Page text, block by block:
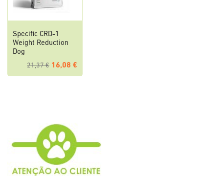
Specific CRD-1
Weight Reduction
Dog
21,37 € 16,08 €